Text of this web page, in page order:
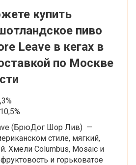
купить
пиво
Leave в кегах в
по Москве
(БрюДог Шор Лив) —
стиле, мягкий,
Хмели Columbus, Mosaic и
и горьковатое